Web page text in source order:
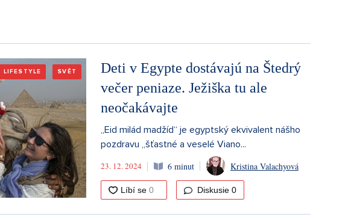
LIFESTYLE SVĚT
Deti v Egypte dostávajú na Štedrý
večer peniaze. Ježiška tu ale
neočakávajte
„Eid milád madžíd“ je egyptský ekvivalent nášho
pozdravu „šťastné a veselé Viano...
23. 12. 2024 6 minut Kristina Valachyová
Diskusie 0